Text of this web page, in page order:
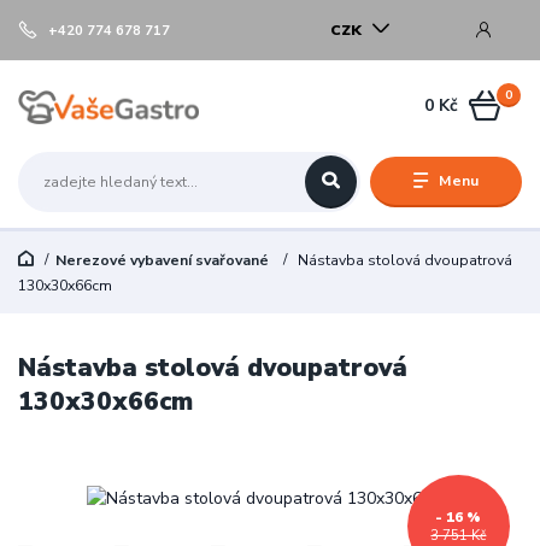
Menu
CZK
+420 774 678 717
0
0 Kč
Nerezové vybavení svařované
Nástavba stolová dvoupatrová
130x30x66cm
Nástavba stolová dvoupatrová
130x30x66cm
3 751 Kč
- 16 %